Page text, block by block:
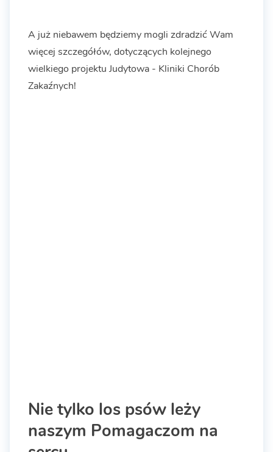
A już niebawem będziemy mogli zdradzić Wam
więcej szczegółów, dotyczących kolejnego
wielkiego projektu Judytowa - Kliniki Chorób
Zakaźnych!
Nie tylko los psów leży
naszym Pomagaczom na